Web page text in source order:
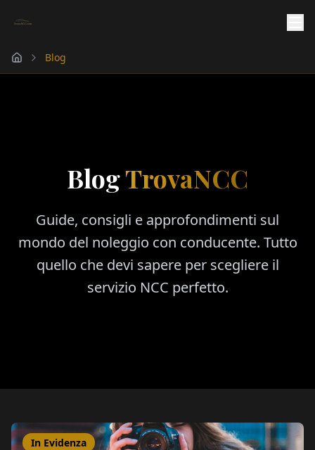
Richiedi Preventivo
Blog
BlogTrovaNCC
Guide, consigli e approfondimenti sul
mondo del noleggio con conducente. Tutto
quello che devi sapere per scegliere il
servizio NCC perfetto.
In Evidenza